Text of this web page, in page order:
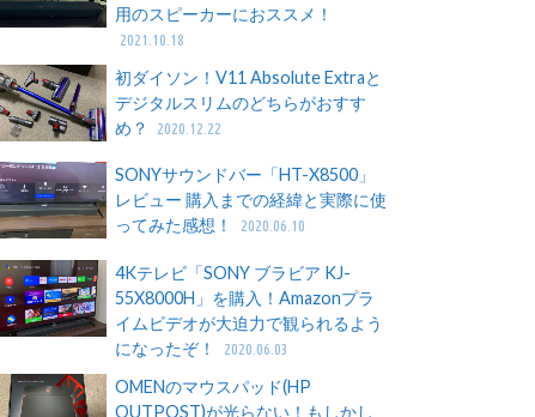
用のスピーカーにおススメ！
2021.10.18
初ダイソン！V11 Absolute Extraと
デジタルスリムのどちらがおすす
め？
2020.12.22
SONYサウンドバー「HT-X8500」
レビュー 購入までの経緯と実際に使
ってみた感想！
2020.06.10
4Kテレビ「SONY ブラビア KJ-
55X8000H」を購入！Amazonプラ
イムビデオが大迫力で観られるよう
になったぞ！
2020.06.03
OMENのマウスパッド(HP
OUTPOST)が光らない！もしかし